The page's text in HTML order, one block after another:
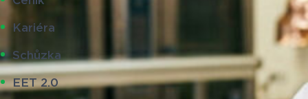
Kariéra
Schůzka
EET 2.0